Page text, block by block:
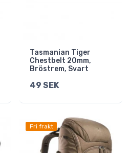
Tasmanian Tiger
Chestbelt 20mm,
Bröstrem, Svart
49 SEK
Fri frakt